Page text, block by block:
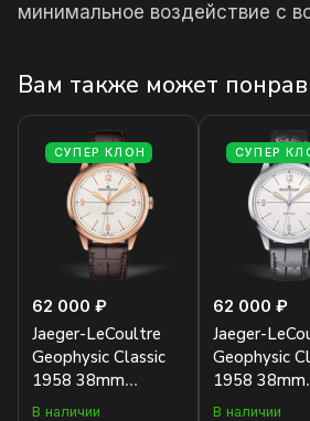
минимальное воздействие с
Вам также может
СУПЕР КЛОН
62 000 ₽
Jaeger-LeCoultre
Geophysic Classic
1958 38mm
8002520
В наличии
СУПЕР
62 000 ₽
Jaeger-
Geophysic
1958 38mm
8008520
В наличии